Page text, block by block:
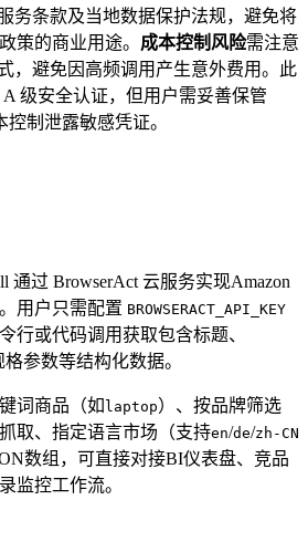
务条款及当地数据保护法规，避免将
策的商业用途。 成本控制风险需注意
，避免因高频调用产生意外费用。此
级安全认证，但用户需妥善保管
制泄露敏感凭证。
通过 BrowserAct 云服务实现Amazon
用户只需配置 BROWSERACT_API_KEY
行或代码调用获取包含标题、
参数等结构化数据。
词商品（如 laptop）、按品牌筛选
取、指定语言市场（支持en/de/zh-CN
数组，可直接对接BI仪表盘、竞品
监控工作流。